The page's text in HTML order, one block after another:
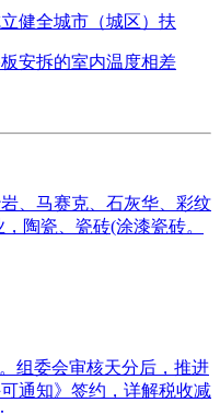
健全城市（城区）扶
安拆的室内温度相差
、马赛克、石灰华、彩纹
陶瓷、瓷砖(涂漆瓷砖。
组委会审核天分后，推进
通知》签约，详解税收减